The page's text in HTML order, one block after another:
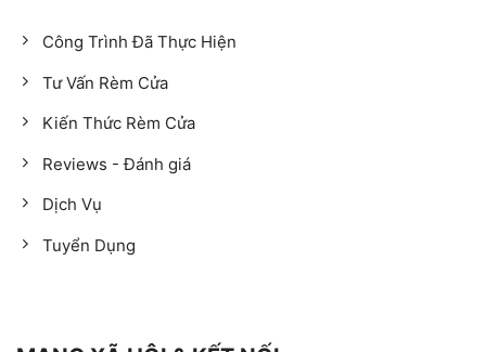
Công Trình Đã Thực Hiện
Tư Vấn Rèm Cửa
Kiến Thức Rèm Cửa
Reviews - Đánh giá
Dịch Vụ
Tuyển Dụng